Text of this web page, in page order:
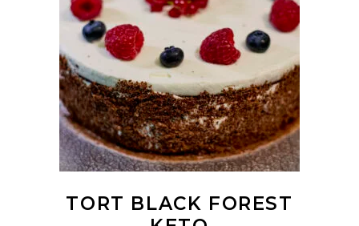
CITEȘTE MAI MULT
TORT BLACK FOREST